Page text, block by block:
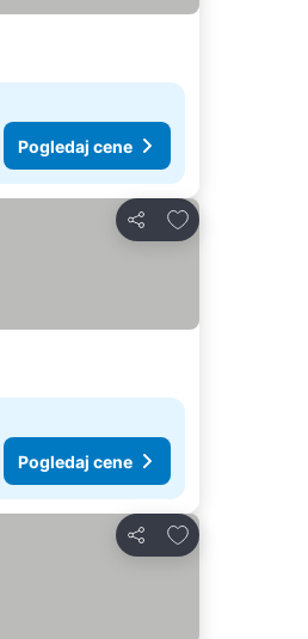
Pogledaj cene
Deli
Dodati u favorite
Pogledaj cene
Deli
Dodati u favorite